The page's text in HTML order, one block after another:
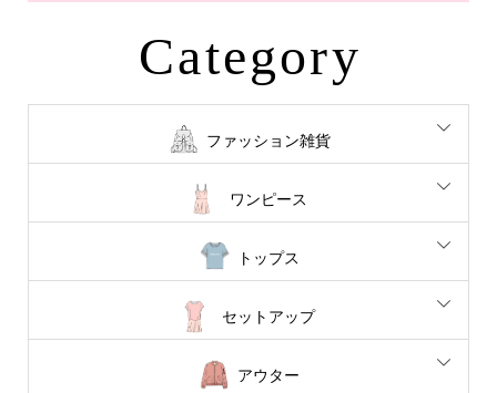
Category
ファッション雑貨
ワンピース
トップス
セットアップ
アウター